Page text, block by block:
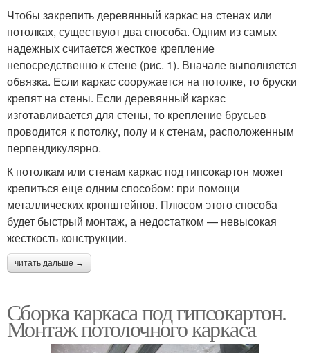
Чтобы закрепить деревянный каркас на стенах или
потолках, существуют два способа. Одним из самых
надежных считается жесткое крепление
непосредственно к стене (рис. 1). Вначале выполняется
обвязка. Если каркас сооружается на потолке, то бруски
крепят на стены. Если деревянный каркас
изготавливается для стены, то крепление брусьев
проводится к потолку, полу и к стенам, расположенным
перпендикулярно.
К потолкам или стенам каркас под гипсокартон может
крепиться еще одним способом: при помощи
металлических кронштейнов. Плюсом этого способа
будет быстрый монтаж, а недостатком — невысокая
жесткость конструкции.
читать дальше →
Сборка каркаса под гипсокартон.
Монтаж потолочного каркаса